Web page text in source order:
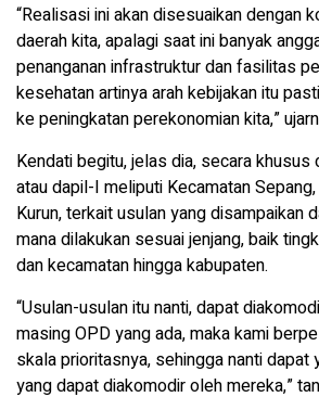
“Realisasi ini akan disesuaikan dengan
daerah kita, apalagi saat ini banyak
penanganan infrastruktur dan fasilitas
kesehatan artinya arah kebijakan itu
ke peningkatan perekonomian kita,”
Kendati begitu, jelas dia, secara khusus
atau dapil-I meliputi Kecamatan
Kurun, terkait usulan yang disampaikan
mana dilakukan sesuai jenjang, baik
dan kecamatan hingga kabupaten.
“Usulan-usulan itu nanti, dapat
masing OPD yang ada, maka kami
skala prioritasnya, sehingga nanti dapat
yang dapat diakomodir oleh mereka,”